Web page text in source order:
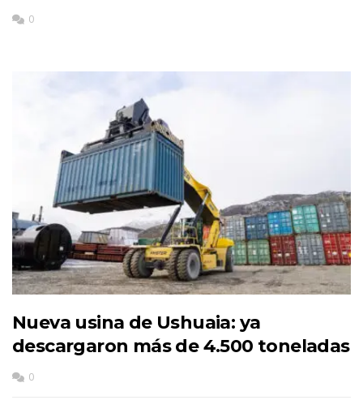
0
Nueva usina de Ushuaia: ya
descargaron más de 4.500 toneladas
0